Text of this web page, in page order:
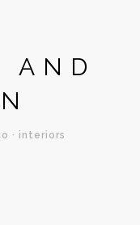
AND
· interiors